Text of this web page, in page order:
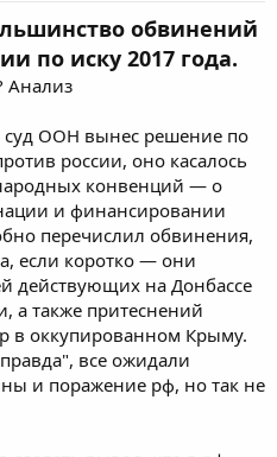
обвинений
по иску 2017 года.
Анализ
ООН вынес решение по
россии, оно касалось
конвенций — о
и финансировании
перечислил обвинения,
если коротко — они
действующих на Донбассе
а также притеснений
в оккупированном Крыму.
все ожидали
и поражение рф, но так не